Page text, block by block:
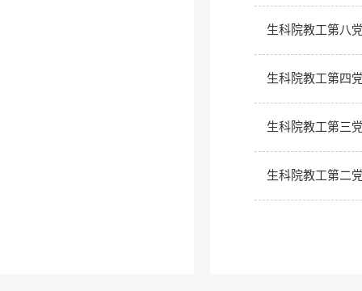
生科院教工第八
生科院教工第四
生科院教工第三
生科院教工第二